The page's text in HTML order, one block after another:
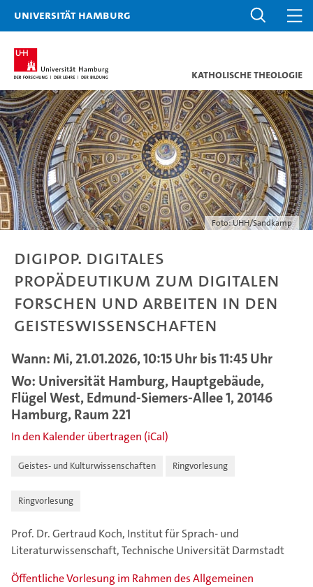
Universität Hamburg
Katholische Theologie
Foto: UHH/Sandkamp
DigiPop. Digitales
Propädeutikum zum digitalen
Forschen und Arbeiten in den
Geisteswissenschaften
Wann: Mi, 21.01.2026, 10:15 Uhr bis 11:45 Uhr
Wo: Universität Hamburg, Hauptgebäude,
Flügel West, Edmund-Siemers-Allee 1, 20146
Hamburg, Raum 221
In den Kalender übertragen (iCal)
Geistes- und Kulturwissenschaften Ringvorlesung
Ringvorlesung
Prof. Dr. Gertraud Koch, Institut für Sprach- und
Literaturwissenschaft, Technische Universität Darmstadt
Öffentliche Vorlesung im Rahmen des Allgemeinen